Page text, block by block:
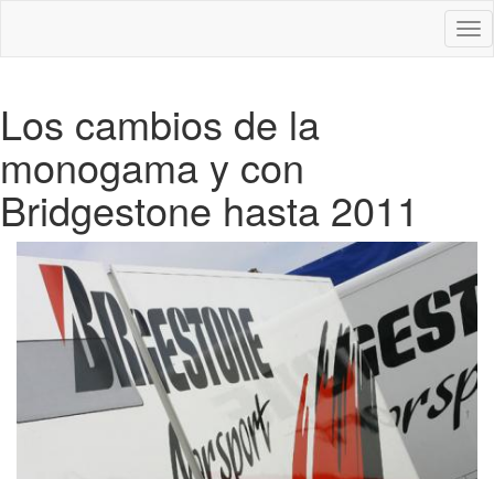
Los cambios de la
monogama y con
Bridgestone hasta 2011